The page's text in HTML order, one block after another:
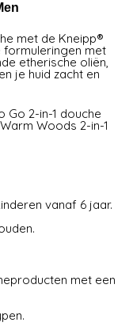
met de Kneipp®
formuleringen met
etherische oliën,
je huid zacht en
Go 2-in-1 douche
Woods 2-in-1
vanaf 6 jaar.
met een